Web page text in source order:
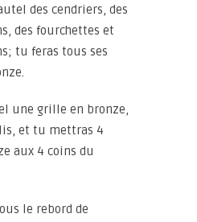
des cendriers, des
des fourchettes et
tu feras tous ses
une grille en bronze,
et tu mettras 4
aux 4 coins du
le rebord de